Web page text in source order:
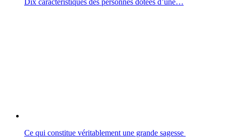
Dix caractéristiques des personnes dotées d’une…
Ce qui constitue véritablement une grande sagesse